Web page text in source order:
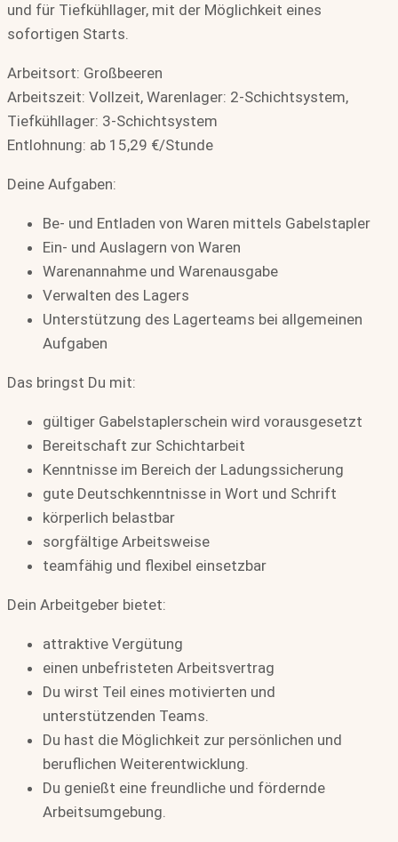
und für Tiefkühllager, mit der Möglichkeit eines
sofortigen Starts.
Arbeitsort: Großbeeren
Arbeitszeit: Vollzeit, Warenlager: 2-Schichtsystem,
Tiefkühllager: 3-Schichtsystem
Entlohnung: ab 15,29 €/Stunde
Deine Aufgaben:
Be- und Entladen von Waren mittels Gabelstapler
Ein- und Auslagern von Waren
Warenannahme und Warenausgabe
Verwalten des Lagers
Unterstützung des Lagerteams bei allgemeinen
Aufgaben
Das bringst Du mit:
gültiger Gabelstaplerschein wird vorausgesetzt
Bereitschaft zur Schichtarbeit
Kenntnisse im Bereich der Ladungssicherung
gute Deutschkenntnisse in Wort und Schrift
körperlich belastbar
sorgfältige Arbeitsweise
teamfähig und flexibel einsetzbar
Dein Arbeitgeber bietet:
attraktive Vergütung
einen unbefristeten Arbeitsvertrag
Du wirst Teil eines motivierten und
unterstützenden Teams.
Du hast die Möglichkeit zur persönlichen und
beruflichen Weiterentwicklung.
Du genießt eine freundliche und fördernde
Arbeitsumgebung.